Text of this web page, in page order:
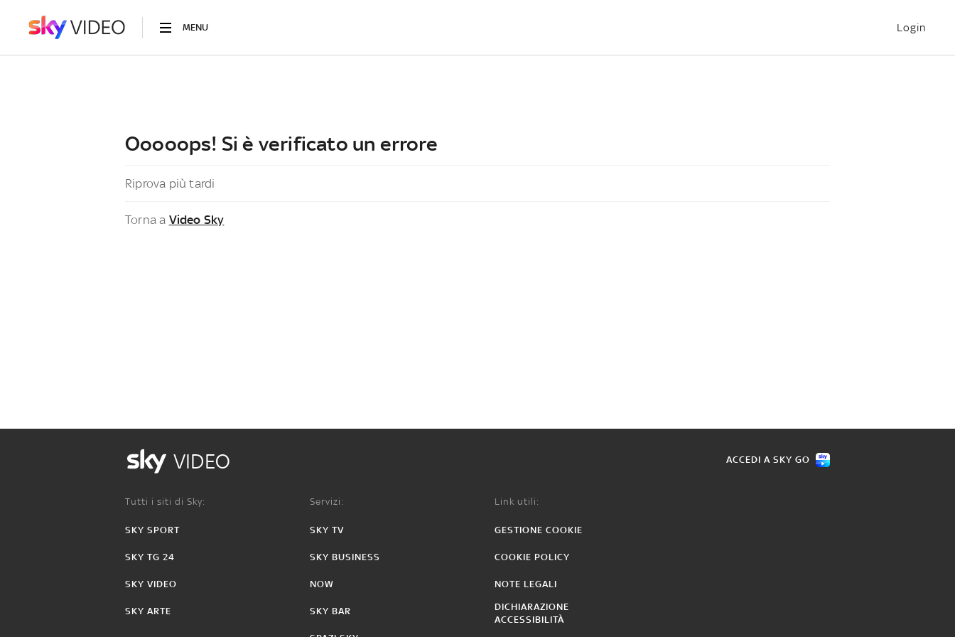
MENU Login
Ooooops! Si è verificato un errore
Riprova più tardi
Torna a Video Sky
VIDEO ACCEDI A SKY GO
Tutti i siti di Sky:
SKY SPORT
SKY TG 24
SKY VIDEO
SKY ARTE
Servizi:
SKY TV
SKY BUSINESS
NOW
SKY BAR
Link utili:
GESTIONE COOKIE
COOKIE POLICY
NOTE LEGALI
DICHIARAZIONE
ACCESSIBILITÀ